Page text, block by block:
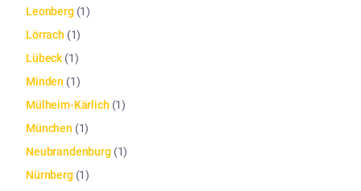
Leonberg (1)
Lörrach (1)
Lübeck (1)
Minden (1)
Mülheim-Kärlich (1)
München (1)
Neubrandenburg (1)
Nürnberg (1)